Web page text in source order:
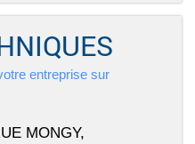
entreprise sur
MONGY,